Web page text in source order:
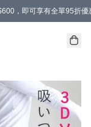
，即可享有全單95折優
折扣後），可享有